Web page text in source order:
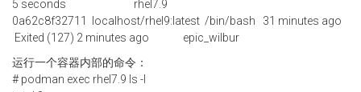
5 seconds rhel7.9
0a62c8f32711 localhost/rhel9:latest /bin/bash 31 minutes ago
Exited (127) 2 minutes ago epic_wilbur
运行一个容器内部的命令：
# podman exec rhel7.9 ls -l